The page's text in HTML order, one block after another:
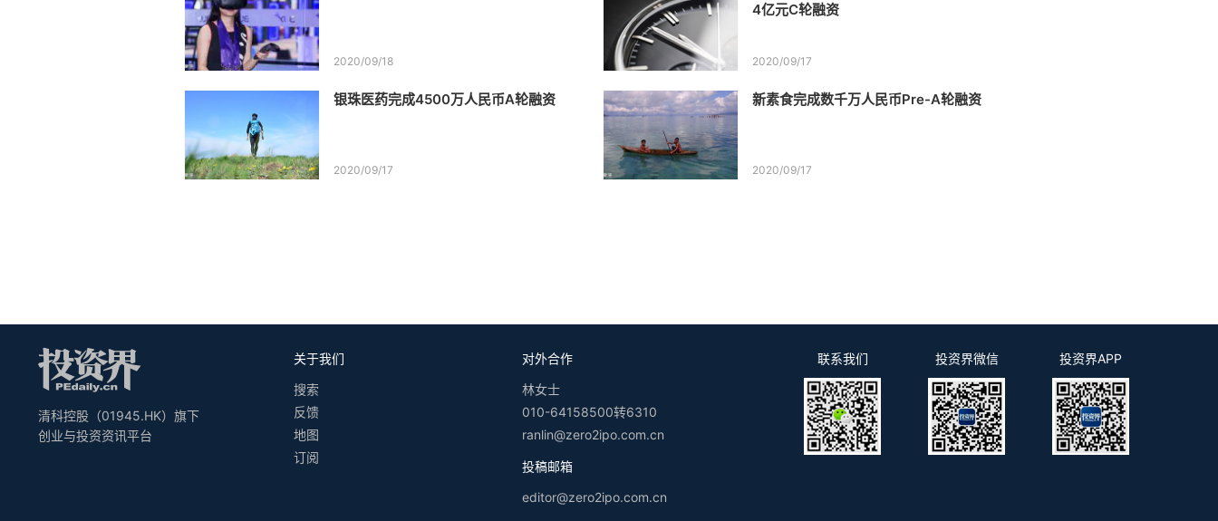
2020/09/18
4亿元C轮融资
2020/09/17
银珠医药完成4500万人民币A轮融资
2020/09/17
新素食完成数千万人民币Pre-A轮融资
2020/09/17
清科控股（01945.HK）旗下
创业与投资资讯平台
关于我们
搜索
反馈
地图
订阅
对外合作
林女士
010-64158500转6310
ranlin@zero2ipo.com.cn
投稿邮箱
editor@zero2ipo.com.cn
联系我们 投资界微信 投资界APP